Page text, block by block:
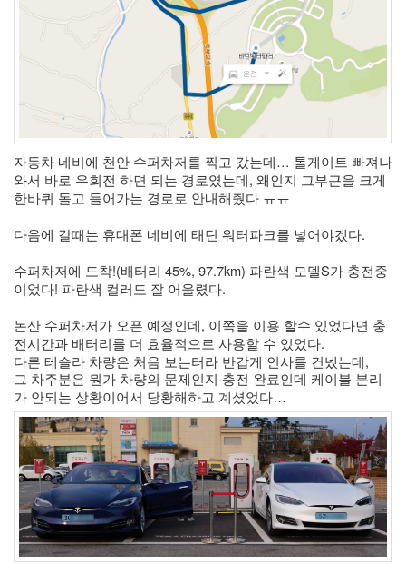
자동차 네비에 천안 수퍼차저를 찍고 갔는데… 톨게이트 빠져나
와서 바로 우회전 하면 되는 경로였는데, 왜인지 그부근을 크게
한바퀴 돌고 들어가는 경로로 안내해줬다 ㅠㅠ
다음에 갈때는 휴대폰 네비에 태딘 워터파크를 넣어야겠다.
수퍼차저에 도착!(배터리 45%, 97.7km) 파란색 모델S가 충전중
이었다! 파란색 컬러도 잘 어울렸다.
논산 수퍼차저가 오픈 예정인데, 이쪽을 이용 할수 있었다면 충
전시간과 배터리를 더 효율적으로 사용할 수 있었다.
다른 테슬라 차량은 처음 보는터라 반갑게 인사를 건넸는데,
그 차주분은 뭔가 차량의 문제인지 충전 완료인데 케이블 분리
가 안되는 상황이어서 당황해하고 계셨었다…
psp
4
0
메
모
행
1
경
3
지
름
3
Recent
Posts
전
기
차
충
전